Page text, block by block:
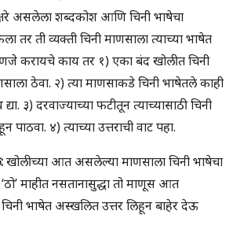
असलेला शब्दकोश आणि चिनी भाषेचा
तर ती व्यक्ती चिनी माणसाला त्याच्या भाषेत
करायचे काय तर १) एका बंद खोलीत चिनी
ठेवा. २) त्या माणसाकडे चिनी भाषेतले काही
३) दरवाज्याच्या फटीतून त्याच्यासाठी चिनी
४) त्याच्या उत्तराची वाट पहा.
खोलीच्या आत असलेल्या माणसाला चिनी भाषेचा
माहीत नसतानासुद्धा तो माणूस आत
भाषेत अस्खलित उत्तर लिहून बाहेर देऊ